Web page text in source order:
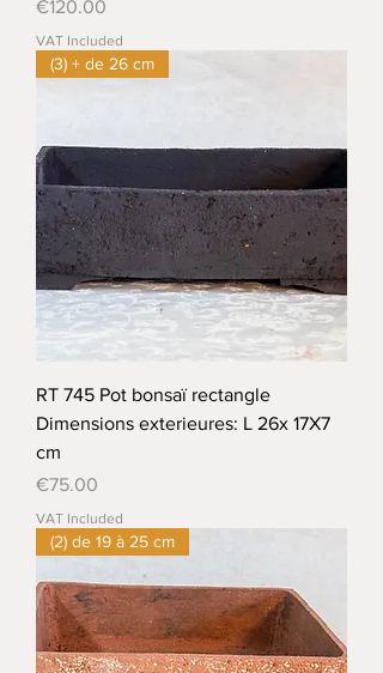
Price
€120.00
VAT Included
(3) + de 26 cm
RT 745 Pot bonsaï rectangle
Dimensions exterieures: L 26x 17X7
cm
Price
€75.00
VAT Included
(2) de 19 à 25 cm